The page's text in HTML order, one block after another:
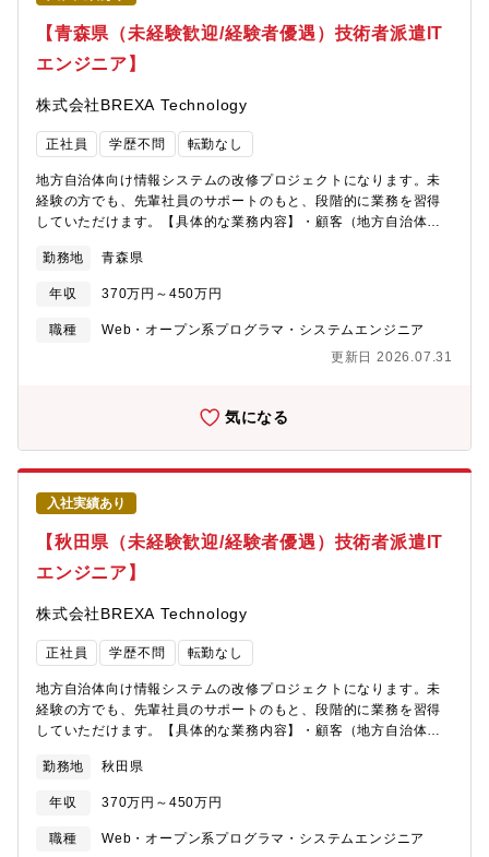
【青森県（未経験歓迎/経験者優遇）技術者派遣IT
エンジニア】
株式会社BREXA Technology
正社員 学歴不問 転勤なし
地方自治体向け情報システムの改修プロジェクトになります。未
経験の方でも、先輩社員のサポートのもと、段階的に業務を習得
していただけます。【具体的な業務内容】・顧客（地方自治体）
要件の取りまとめ・顧客への具体的提案策の検討・データ移行、
設定、各種業務テスト・スケジュール調整など【使用ツール】
Java、SQLこの求人の特徴・・・〇社会貢献性の高いプロジェク
トに関われる〇未経験からITエンジニアとしてのキャリアをスタ
る環境〇チームでの業務なので、困ったときはすぐに相談できる
勤務地 青森県
年収 370万円～450万円
職種
Web・オープン系プログラマ・システムエンジニア
更新日 2026.07.31
気になる
入社実績あり
【秋田県（未経験歓迎/経験者優遇）技術者派遣IT
エンジニア】
株式会社BREXA Technology
正社員 学歴不問 転勤なし
地方自治体向け情報システムの改修プロジェクトになります。未
経験の方でも、先輩社員のサポートのもと、段階的に業務を習得
していただけます。【具体的な業務内容】・顧客（地方自治体）
要件の取りまとめ・顧客への具体的提案策の検討・データ移行、
設定、各種業務テスト・スケジュール調整など【使用ツール】
Java、SQLこの求人の特徴・・・〇社会貢献性の高いプロジェク
トに関われる〇未経験からITエンジニアとしてのキャリアをスタ
勤務地 秋田県
年収 370万円～450万円
職種
Web・オープン系プログラマ・システムエンジニア